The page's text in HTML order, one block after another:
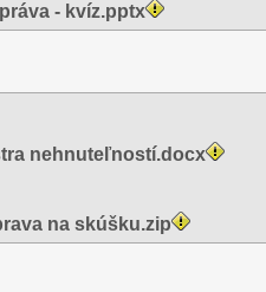
- kvíz.pptx
nehnuteľností.docx
na skúšku.zip